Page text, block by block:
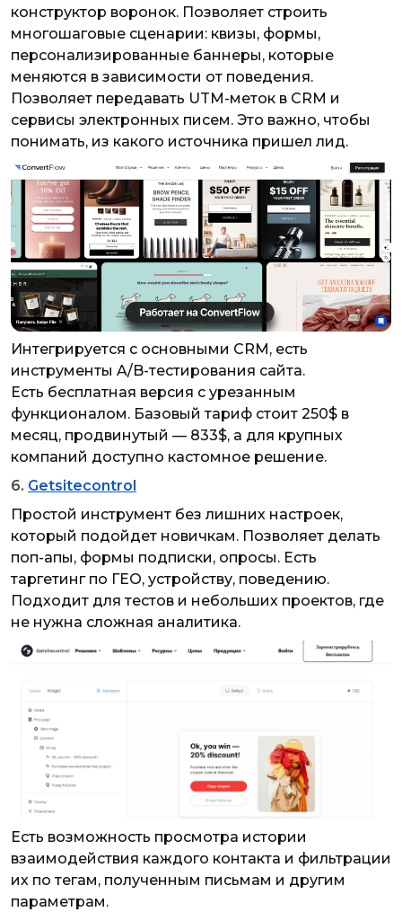
конструктор воронок. Позволяет строить
многошаговые сценарии: квизы, формы,
персонализированные баннеры, которые
меняются в зависимости от поведения.
Позволяет передавать UTM-меток в CRM и
сервисы электронных писем. Это важно, чтобы
понимать, из какого источника пришел лид.
Интегрируется с основными CRM, есть
инструменты A/B-тестирования сайта.
Есть бесплатная версия с урезанным
функционалом. Базовый тариф стоит 250$ в
месяц, продвинутый — 833$, а для крупных
компаний доступно кастомное решение.
6. Getsitecontrol
Простой инструмент без лишних настроек,
который подойдет новичкам. Позволяет делать
поп-апы, формы подписки, опросы. Есть
таргетинг по ГЕО, устройству, поведению.
Подходит для тестов и небольших проектов, где
не нужна сложная аналитика.
Есть возможность просмотра истории
взаимодействия каждого контакта и фильтрации
их по тегам, полученным письмам и другим
параметрам.